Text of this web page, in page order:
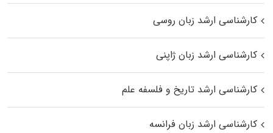
کارشناسی ارشد زبان روسی
کارشناسی ارشد زبان ژاپنی
کارشناسی ارشد تاریخ و فلسفه علم
کارشناسی ارشد زبان فرانسه